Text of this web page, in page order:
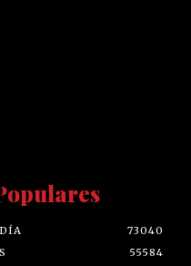
73040
55584